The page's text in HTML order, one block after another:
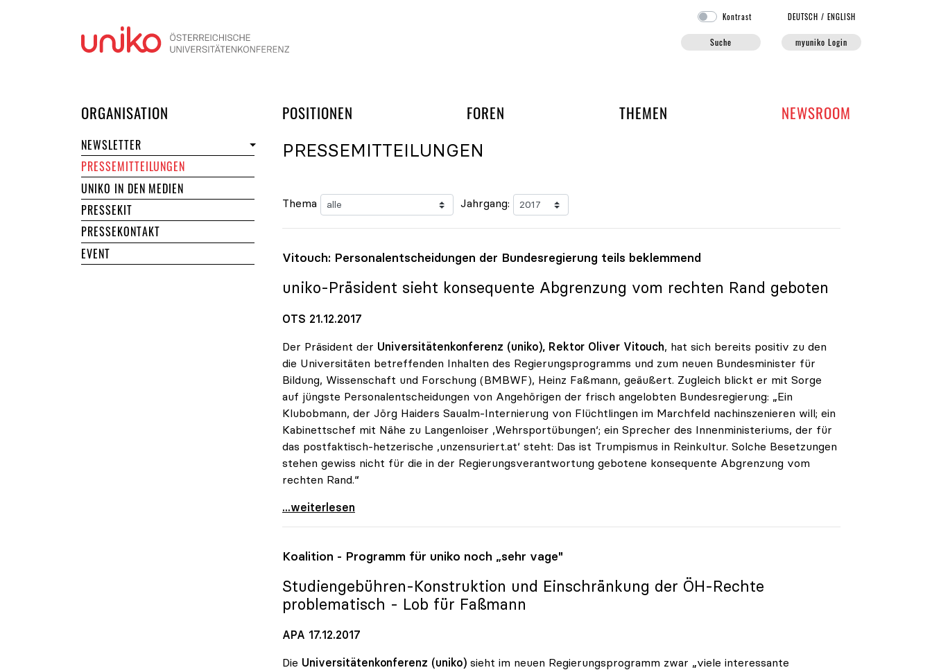
Kontrast DEUTSCH /ENGLISH
Suche myuniko Login
ORGANISATION POSITIONEN FOREN UND ARBEITSGRUPPEN DER UNIKO
THEMEN NEWSROOM
NEWSLETTER
PRESSEMITTEILUNGEN
UNIKO IN DEN MEDIEN
PRESSEKIT
PRESSEKONTAKT
EVENT
PRESSEMITTEILUNGEN
Thema Jahrgang:
Vitouch: Personalentscheidungen der Bundesregierung teils beklemmend
uniko-Präsident sieht konsequente Abgrenzung vom rechten Rand geboten
OTS 21.12.2017
Der Präsident der Universitätenkonferenz (uniko), Rektor Oliver Vitouch, hat sich bereits positiv zu den
die Universitäten betreffenden Inhalten des Regierungsprogramms und zum neuen Bundesminister für
Bildung, Wissenschaft und Forschung (BMBWF), Heinz Faßmann, geäußert. Zugleich blickt er mit Sorge
auf jüngste Personalentscheidungen von Angehörigen der frisch angelobten Bundesregierung: „Ein
Klubobmann, der Jörg Haiders Saualm-Internierung von Flüchtlingen im Marchfeld nachinszenieren will; ein
Kabinettschef mit Nähe zu Langenloiser ‚Wehrsportübungen‘; ein Sprecher des Innenministeriums, der für
das postfaktisch-hetzerische ‚unzensuriert.at‘ steht: Das ist Trumpismus in Reinkultur. Solche Besetzungen
stehen gewiss nicht für die in der Regierungsverantwortung gebotene konsequente Abgrenzung vom
rechten Rand.“
Vitouch: Personalentscheidungen der
...weiterlesen
Koalition - Programm für uniko noch „sehr vage"
Studiengebühren-Konstruktion und Einschränkung der ÖH-Rechte
problematisch - Lob für Faßmann
APA 17.12.2017
Die Universitätenkonferenz (uniko) sieht im neuen Regierungsprogramm zwar „viele interessante